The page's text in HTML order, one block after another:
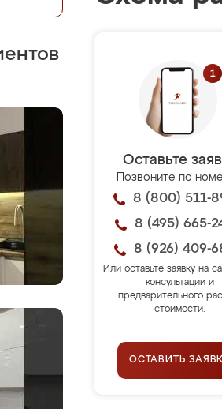
Оставьте
Позвоните по
8 (800) 511-
8 (495) 665-
8 (926) 409-
Или оставьте заявку на
консультации и
предварительного
стоимости.
ОСТАВИТЬ